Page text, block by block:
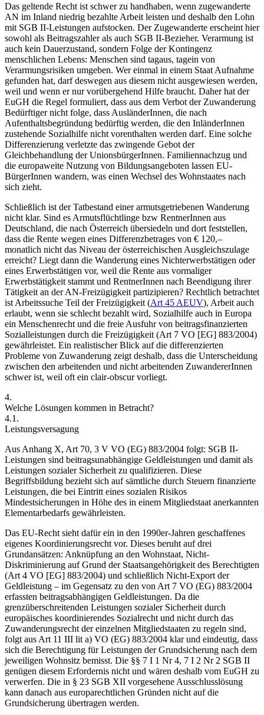
Das geltende Recht ist schwer zu handhaben, wenn zugewanderte
AN im Inland niedrig bezahlte Arbeit leisten und deshalb den Lohn
mit SGB II-Leistungen aufstocken. Der Zugewanderte erscheint hier
sowohl als Beitragszahler als auch SGB II-Bezieher. Verarmung ist
auch kein Dauerzustand, sondern Folge der Kontingenz
menschlichen Lebens: Menschen sind tagaus, tagein von
Verarmungsrisiken umgeben. Wer einmal in einem Staat Aufnahme
gefunden hat, darf deswegen aus diesem nicht ausgewiesen werden,
weil und wenn er nur vorübergehend Hilfe braucht. Daher hat der
EuGH die Regel formuliert, dass aus dem Verbot der Zuwanderung
Bedürftiger nicht folge, dass AusländerInnen, die nach
Aufenthaltsbegründung bedürftig werden, die den InländerInnen
zustehende Sozialhilfe nicht vorenthalten werden darf. Eine solche
Differenzierung verletzte das zwingende Gebot der
Gleichbehandlung der UnionsbürgerInnen. Familiennachzug und
die europaweite Nutzung von Bildungsangeboten lassen EU-
BürgerInnen wandern, was einen Wechsel des Wohnstaates nach
sich zieht.
Schließlich ist der Tatbestand einer armutsgetriebenen Wanderung
nicht klar. Sind es Armutsflüchtlinge bzw RentnerInnen aus
Deutschland, die nach Österreich übersiedeln und dort feststellen,
dass die Rente wegen eines Differenzbetrages von € 120,–
monatlich nicht das Niveau der österreichischen Ausgleichszulage
erreicht? Liegt dann die Wanderung eines Nichterwerbstätigen oder
eines Erwerbstätigen vor, weil die Rente aus vormaliger
Erwerbstätigkeit stammt und RentnerInnen nach Beendigung ihrer
Tätigkeit an der AN-Freizügigkeit partizipieren? Rechtlich betrachtet
ist Arbeitssuche Teil der Freizügigkeit (Art 45 AEUV), Arbeit auch
erlaubt, wenn sie schlecht bezahlt wird, Sozialhilfe auch in Europa
ein Menschenrecht und die freie Ausfuhr von beitragsfinanzierten
Sozialleistungen durch die Freizügigkeit (Art 7 VO [EG] 883/2004)
gewährleistet. Ein realistischer Blick auf die differenzierten
Probleme von Zuwanderung zeigt deshalb, dass die Unterscheidung
zwischen den arbeitenden und nicht arbeitenden ZuwandererInnen
schwer ist, weil oft ein clair-obscur vorliegt.
4.
Welche Lösungen kommen in Betracht?
4.1.
Leistungsversagung
Aus Anhang X, Art 70, 3 V VO (EG) 883/2004 folgt: SGB II-
Leistungen sind beitragsunabhängige Geldleistungen und damit als
Leistungen sozialer Sicherheit zu qualifizieren. Diese
Begriffsbildung bezieht sich auf sämtliche durch Steuern finanzierte
Leistungen, die bei Eintritt eines sozialen Risikos
Mindestsicherungen in Höhe des in einem Mitgliedstaat anerkannten
Elementarbedarfs gewährleisten.
Das EU-Recht sieht dafür ein in den 1990er-Jahren geschaffenes
eigenes Koordinierungsrecht vor. Dieses beruht auf drei
Grundansätzen: Anknüpfung an den Wohnstaat, Nicht-
Diskriminierung auf Grund der Staatsangehörigkeit des Berechtigten
(Art 4 VO [EG] 883/2004) und schließlich Nicht-Export der
Geldleistung – im Gegensatz zu den von Art 7 VO (EG) 883/2004
erfassten beitragsabhängigen Geldleistungen. Da die
grenzüberschreitenden Leistungen sozialer Sicherheit durch
europäisches koordinierendes Sozialrecht und nicht durch das
Zuwanderungsrecht der einzelnen Mitgliedstaaten zu regeln sind,
folgt aus Art 11 III lit a) VO (EG) 883/2004 klar und eindeutig, dass
sich die Berechtigung für Leistungen der Grundsicherung nach dem
jeweiligen Wohnsitz bemisst. Die §§ 7 I 1 Nr 4, 7 I 2 Nr 2 SGB II
genügen diesem Erfordernis nicht und wären deshalb vom EuGH zu
verwerfen. Die in § 23 SGB XII vorgesehene Ausschlusslösung
kann danach aus europarechtlichen Gründen nicht auf die
Grundsicherung übertragen werden.